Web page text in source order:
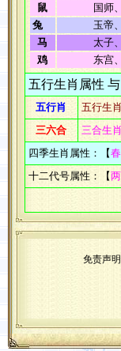
鼠 国师
兔
玉帝
马
太子
鸡
东宫
五行生肖属性
五行肖 五行生
三六合
三合生肖
四季生肖属性：【
十二代号属性：【
免责声